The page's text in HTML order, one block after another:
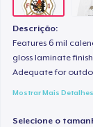
Descrição:
Features 6 mil
gloss laminate
Adequate for
Mostrar Mais Detalhes
Selecione o